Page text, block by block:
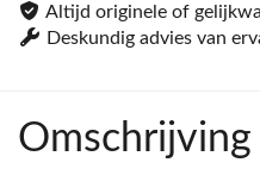
Altijd originele of
Deskundig advies van
Omschrijving